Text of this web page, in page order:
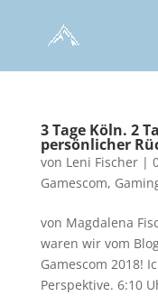
3 Tage Köln. 2
persönlicher
von Leni Fischer|
Gamescom,
von Magdalena
waren wir vom
Gamescom 2018!
Perspektive. 6:10